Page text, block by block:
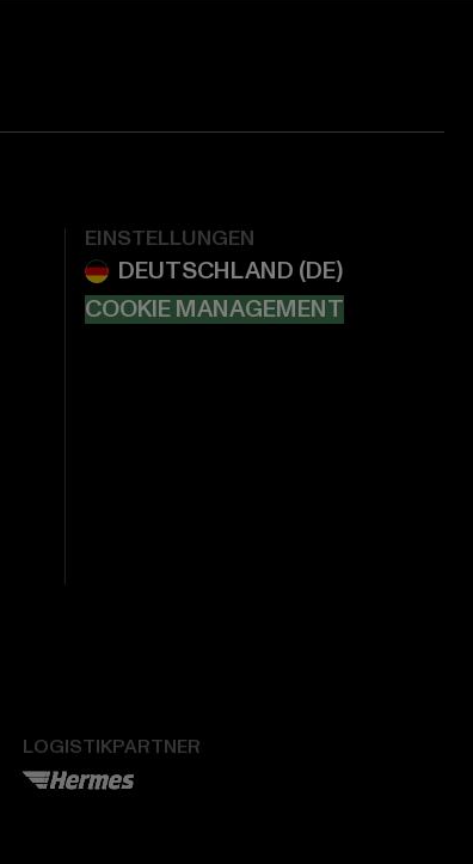
EINSTELLUNGEN
COOKIE MANAGEMENT
LOGISTIKPARTNER